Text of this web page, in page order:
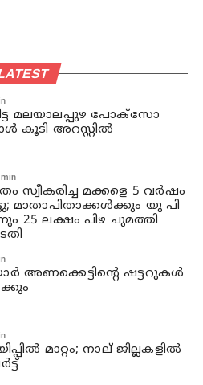
മലയാലപ്പുഴ പോക്സോ
കൂടി അറസ്റ്റില്‍
സ്വീകരിച്ച മക്കളെ 5 വർഷം
മാതാപിതാക്കൾക്കും യു പി
25 ലക്ഷം പിഴ ചുമത്തി
അണക്കെട്ടിന്റെ ഷട്ടറുകള്‍
മാറ്റം; നാല് ജില്ലകളില്‍